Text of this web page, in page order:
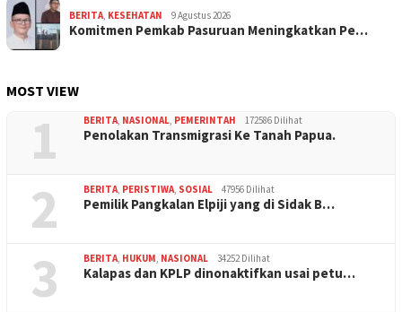
BERITA KESEHATAN 9 Agustus 2026
Komitmen Pemkab Pasuruan Meningkatkan Pe…
MOST VIEW
1 BERITA NASIONAL PEMERINTAH 172586 Dilihat
Penolakan Transmigrasi Ke Tanah Papua.
2 BERITA PERISTIWA SOSIAL 47956 Dilihat
Pemilik Pangkalan Elpiji yang di Sidak B…
3 BERITA HUKUM NASIONAL 34252 Dilihat
Kalapas dan KPLP dinonaktifkan usai petu…